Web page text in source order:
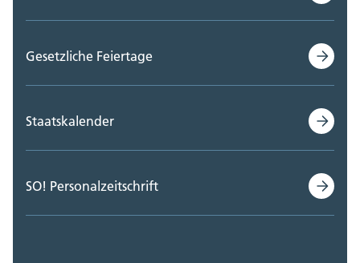
Gesetzliche Feiertage
Staatskalender
SO! Personalzeitschrift